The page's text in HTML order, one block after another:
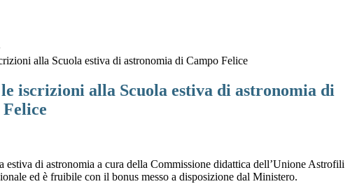
alla Scuola estiva di astronomia di Campo Felice
iscrizioni alla Scuola estiva di astronomia di
estiva di astronomia a cura della Commissione didattica dell’Unione Astrofili
ed è fruibile con il bonus messo a disposizione dal Ministero.